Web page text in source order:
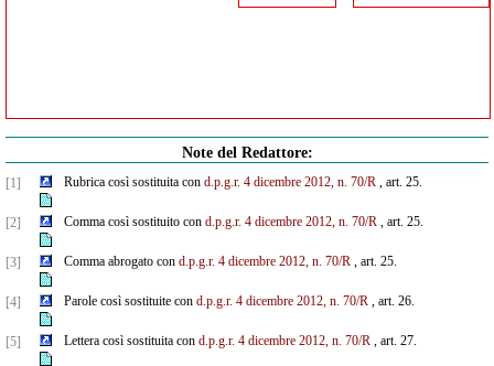
Note del Redattore:
[1] Rubrica così sostituita con d.p.g.r. 4 dicembre 2012, n. 70/R, art. 25.
[2] Comma così sostituito con d.p.g.r. 4 dicembre 2012, n. 70/R, art. 25.
[3] Comma abrogato con d.p.g.r. 4 dicembre 2012, n. 70/R, art. 25.
[4] Parole così sostituite con d.p.g.r. 4 dicembre 2012, n. 70/R, art. 26.
[5] Lettera così sostituita con d.p.g.r. 4 dicembre 2012, n. 70/R, art. 27.